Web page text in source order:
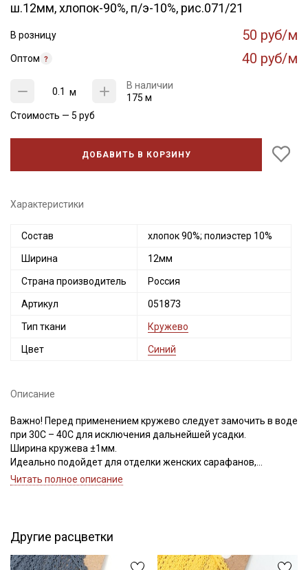
ш.12мм, хлопок-90%, п/э-10%, рис.071/21
В розницу 50 руб/м
Оптом 40 руб/м
м
В наличии
175 м
Стоимость — 5 руб
ДОБАВИТЬ В КОРЗИНУ
Характеристики
Состав хлопок 90%; полиэстер 10%
Ширина 12мм
Страна производитель Россия
Артикул 051873
Тип ткани Кружево
Цвет Синий
Описание
Важно! Перед применением кружево следует замочить в воде
при 30С – 40С для исключения дальнейшей усадки.
Ширина кружева ±1мм.
Идеально подойдет для отделки женских сарафанов,
платьев, юбок, рукавов.
Цветопередача может отличаться от оригинального цвета в
зависимости от настроек вашего монитора.
Читать полное описание
Другие расцветки